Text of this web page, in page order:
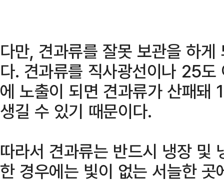
다만, 견과류를 잘못 보관을 하
다. 견과류를 직사광선이나 25
에 노출이 되면 견과류가 산패돼
생길 수 있기 때문이다.
따라서 견과류는 반드시 냉장 및
한 경우에는 빛이 없는 서늘한 곳